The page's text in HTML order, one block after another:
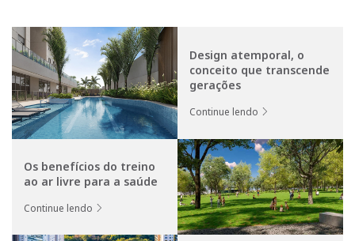
Design atemporal, o
conceito que transcende
gerações
Continue lendo
Os benefícios do treino
ao ar livre para a saúde
Continue lendo